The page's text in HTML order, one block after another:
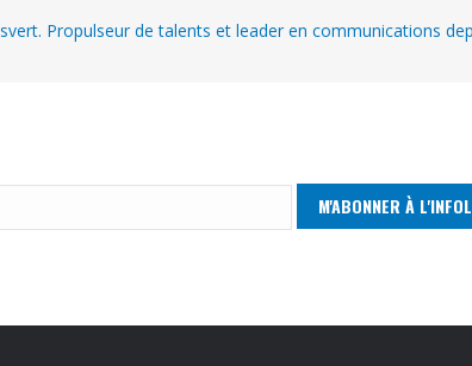
Propulseur de talents et leader en communications